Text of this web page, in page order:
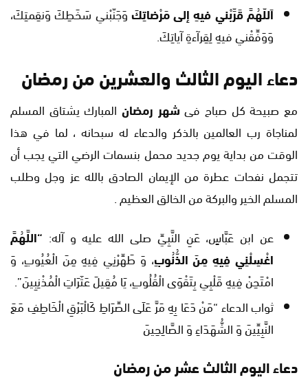
اَللّهُمَّ قَرِّبْني فيهِ إلى مَرْضاتِكَوَجَنّبْني سَخَطِكَ وَنقِمتِكَ،
وَوَفِّقْني فيهِ لِقِرآءةِ آياتِكَ.
دعاء اليوم الثالث والعشرين من رمضان
مع صبيحة كل صباح فى شهر رمضان المبارك يشتاق المسلم
لمناجاة رب العالمين بالذكر والدعاء له سبحانه ، لما في هذا
الوقت من بداية يوم جديد محمل بنسمات الرضي التي يجب أن
تتجمل نفحات عطرة من الإيمان الصادق بالله عز وجل وطلب
المسلم الخير والبركة من الخالق العظيم .
عن ابن عَبَّاسٍ، عَنِ النَّبِيِّ صلى الله عليه و آله: “اللَّهُمَّ
اغْسِلْنِي فِيهِ مِنَ الذُّنُوبِ، وَ طَهِّرْنِي فِيهِ مِنَ الْعُيُوبِ، وَ
امْتَحِنْ فِيهِ قَلْبِي بِتَقْوَى الْقُلُوبِ، يَا مُقِيلَ عَثَرَاتِ الْمُذْنِبِينَ”.
ثواب الدعاء “مَنْ دَعَا بِهِ مَرَّ عَلَى الصِّرَاطِ كَالْبَرْقِ الْخَاطِفِ مَعَ
النَّبِيِّينَ وَ الشُّهَدَاءِ وَ الصَّالِحِينَ
دعاء اليوم الثالث عشر من رمضان